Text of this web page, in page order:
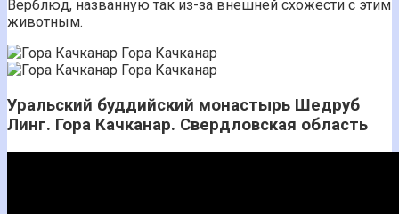
Верблюд, названную так из-за внешней схожести с этим
животным.
Гора Качканар
Гора Качканар
Уральский буддийский монастырь Шедруб
Линг. Гора Качканар. Свердловская область